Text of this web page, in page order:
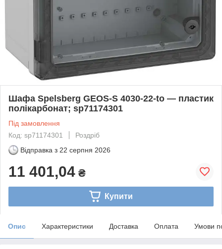
Шафа Spelsberg GEOS-S 4030-22-to — пластик
полікарбонат; sp71174301
Під замовлення
Код: sp71174301
Роздріб
Відправка з 22 серпня 2026
11 401,04 ₴
Купити
Опис Характеристики Доставка Оплата Умови